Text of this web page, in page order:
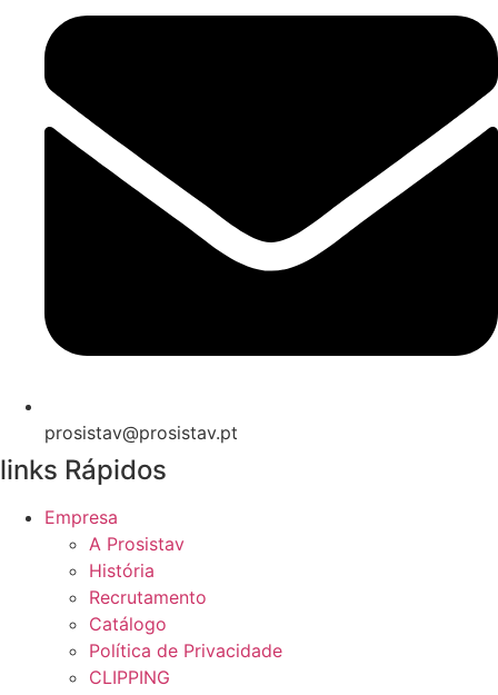
prosistav@prosistav.pt
links Rápidos
Empresa
A Prosistav
História
Recrutamento
Catálogo
Política de Privacidade
CLIPPING